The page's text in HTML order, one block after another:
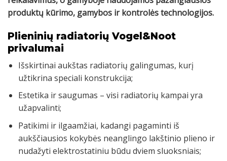
produktų kūrimo, gamybos ir kontrolės technologijos.
Plieninių radiatorių Vogel&Noot
privalumai
Išskirtinai aukštas radiatorių galingumas, kurį
užtikrina speciali konstrukcija;
Estetika ir saugumas – visi radiatorių kampai yra
užapvalinti;
Patikimi ir ilgaamžiai, kadangi pagaminti iš
aukščiausios kokybės neanglingo lakštinio plieno ir
nudažyti elektrostatiniu būdu dviem sluoksniais;